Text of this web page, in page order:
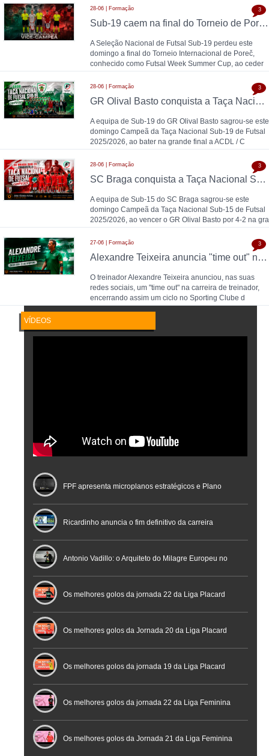
28-06 | Formação
Sub-19 caem na final do Torneio de Poreč diante da Espanha (1-2)
A Seleção Nacional de Futsal Sub-19 perdeu este
domingo a final do Torneio Internacional de Poreč,
conhecido como Futsal Week Summer Cup, ao ceder
3
28-06 | Formação
GR Olival Basto conquista a Taça Nacional Sub-19 de Futsal após bater ACDL / CBIDN
A equipa de Sub-19 do GR Olival Basto sagrou-se este
domingo Campeã da Taça Nacional Sub-19 de Futsal
2025/2026, ao bater na grande final a ACDL / C
3
28-06 | Formação
SC Braga conquista a Taça Nacional Sub-15 de Futsal e sobe ao Campeonato Nacional 26/27
A equipa de Sub-15 do SC Braga sagrou-se este
domingo Campeã da Taça Nacional Sub-15 de Futsal
2025/2026, ao vencer o GR Olival Basto por 4-2 na gra
3
27-06 | Formação
Alexandre Teixeira anuncia "time out" no futsal: pausa após título de Campeão Nacional pelo Sporting CP
O treinador Alexandre Teixeira anunciou, nas suas
redes sociais, um "time out" na carreira de treinador,
encerrando assim um ciclo no Sporting Clube d
3
VÍDEOS
FPF apresenta microplanos estratégicos e Plano
Nacional de Arbitragem
Ricardinho anuncia o fim definitivo da carreira
profissional em conferência histórica na Cidade do
Futebol
Antonio Vadillo: o Arquiteto do Milagre Europeu no
Futsal | Documentário
Os melhores golos da jornada 22 da Liga Placard
Os melhores golos da Jornada 20 da Liga Placard
Futsal
Os melhores golos da jornada 19 da Liga Placard
Os melhores golos da jornada 22 da Liga Feminina
Placard
Os melhores golos da Jornada 21 da Liga Feminina